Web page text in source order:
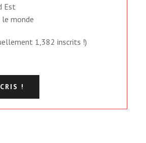
Est
le monde
1,382 inscrits !)